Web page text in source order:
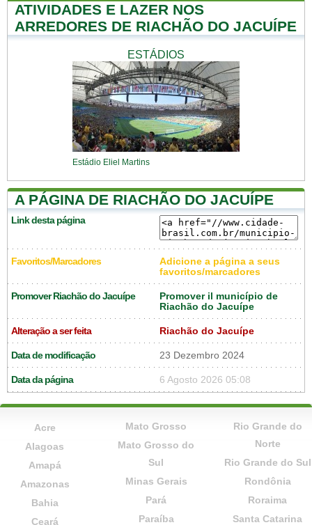
ATIVIDADES E LAZER NOS
ARREDORES DE RIACHÃO DO JACUÍPE
ESTÁDIOS
Estádio Eliel Martins
A PÁGINA DE RIACHÃO DO JACUÍPE
Link desta página
Favoritos/Marcadores
Adicione a página a seus
favoritos/marcadores
Promover Riachão do Jacuípe
Promover il município de
Riachão do Jacuípe
Alteração a ser feita Riachão do Jacuípe
Data de modificação 23 Dezembro 2024
Data da página 6 Agosto 2026 05:08
Acre
Alagoas
Amapá
Amazonas
Bahia
Ceará
Mato Grosso
Mato Grosso do
Sul
Minas Gerais
Pará
Paraíba
Rio Grande do
Norte
Rio Grande do Sul
Rondônia
Roraima
Santa Catarina